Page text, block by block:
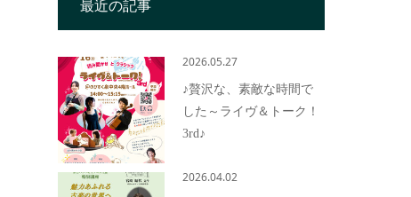
最近の記事
2026.05.27
♪贅沢な、素敵な時間で
した～ライヴ＆トーク！
3rd♪
2026.04.02